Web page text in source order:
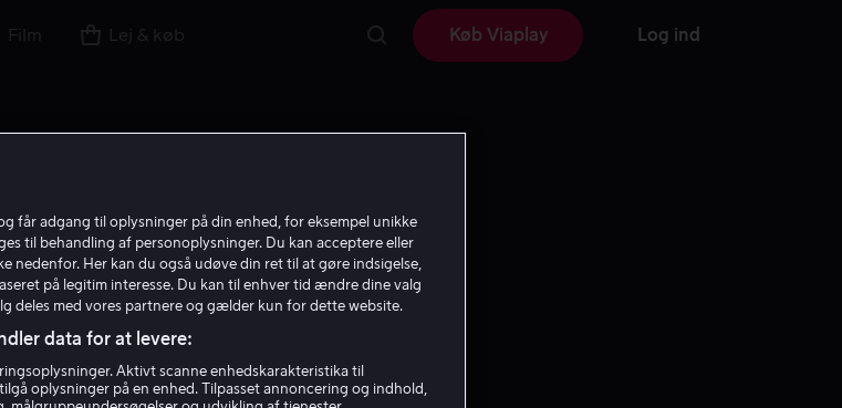
Film Lej & køb Køb Viaplay Log ind
D F
får adgang til oplysninger på din enhed, for eksempel unikke
til behandling af personoplysninger. Du kan acceptere eller
nedenfor. Her kan du også udøve din ret til at gøre indsigelse,
på legitim interesse. Du kan til enhver tid ændre dine valg
deles med vores partnere og gælder kun for dette website.
data for at levere:
Aktivt scanne enhedskarakteristika til
oplysninger på en enhed. Tilpasset annoncering og indhold,